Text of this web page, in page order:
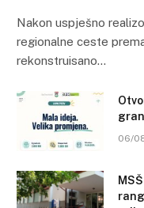
Nakon uspješno
regionalne ceste
rekonstruisano…
06/